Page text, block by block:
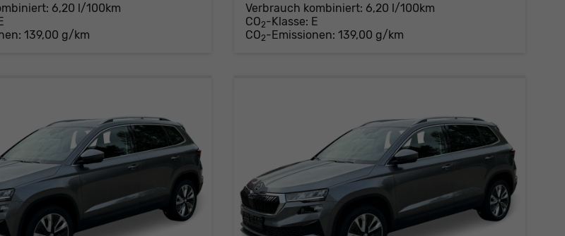
6,20 l/100km
139,00 g/km
Verbrauch kombiniert: 6,20 l/100km
CO2-Klasse: E
CO2-Emissionen: 139,00 g/km